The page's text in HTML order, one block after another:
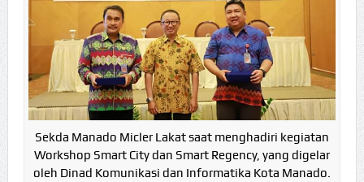
Sekda Manado Micler Lakat saat menghadiri kegiatan
Workshop Smart City dan Smart Regency, yang digelar
oleh Dinad Komunikasi dan Informatika Kota Manado.